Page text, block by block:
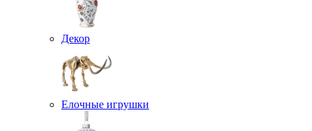
Декор
Елочные игрушки